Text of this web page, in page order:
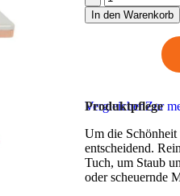
In den Warenkorb
VergleichenZur
Produktpflege
Um die
entscheidend.
Tuch, um Staub
oder scheuernde